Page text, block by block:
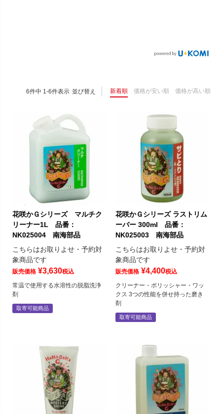
並び替え 新着順 価格が安い順 価格が高い順
6件中 1-6件表示
花咲かＧシリーズ マルチク
リーナー1L 品番：
NK025004 南海部品
こちらはお取りよせ・予約対
象商品です
販売価格 ¥3,630税込
常温で使用する水溶性の脱脂洗浄
剤
取寄可能商品
花咲かＧシリーズ ラストリム
ーバー 300ml 品番：
NK025003 南海部品
こちらはお取りよせ・予約対
象商品です
販売価格 ¥4,400税込
クリーナー・ポリッシャー・ワッ
クス 3つの性能を併せ持った磨き
剤
取寄可能商品